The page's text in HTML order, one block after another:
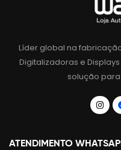
Líder global na
Digitalizadoras e
solução
ATENDIMENTO